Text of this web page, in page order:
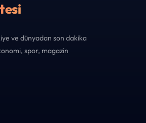
ve dünyadan son dakika
spor, magazin